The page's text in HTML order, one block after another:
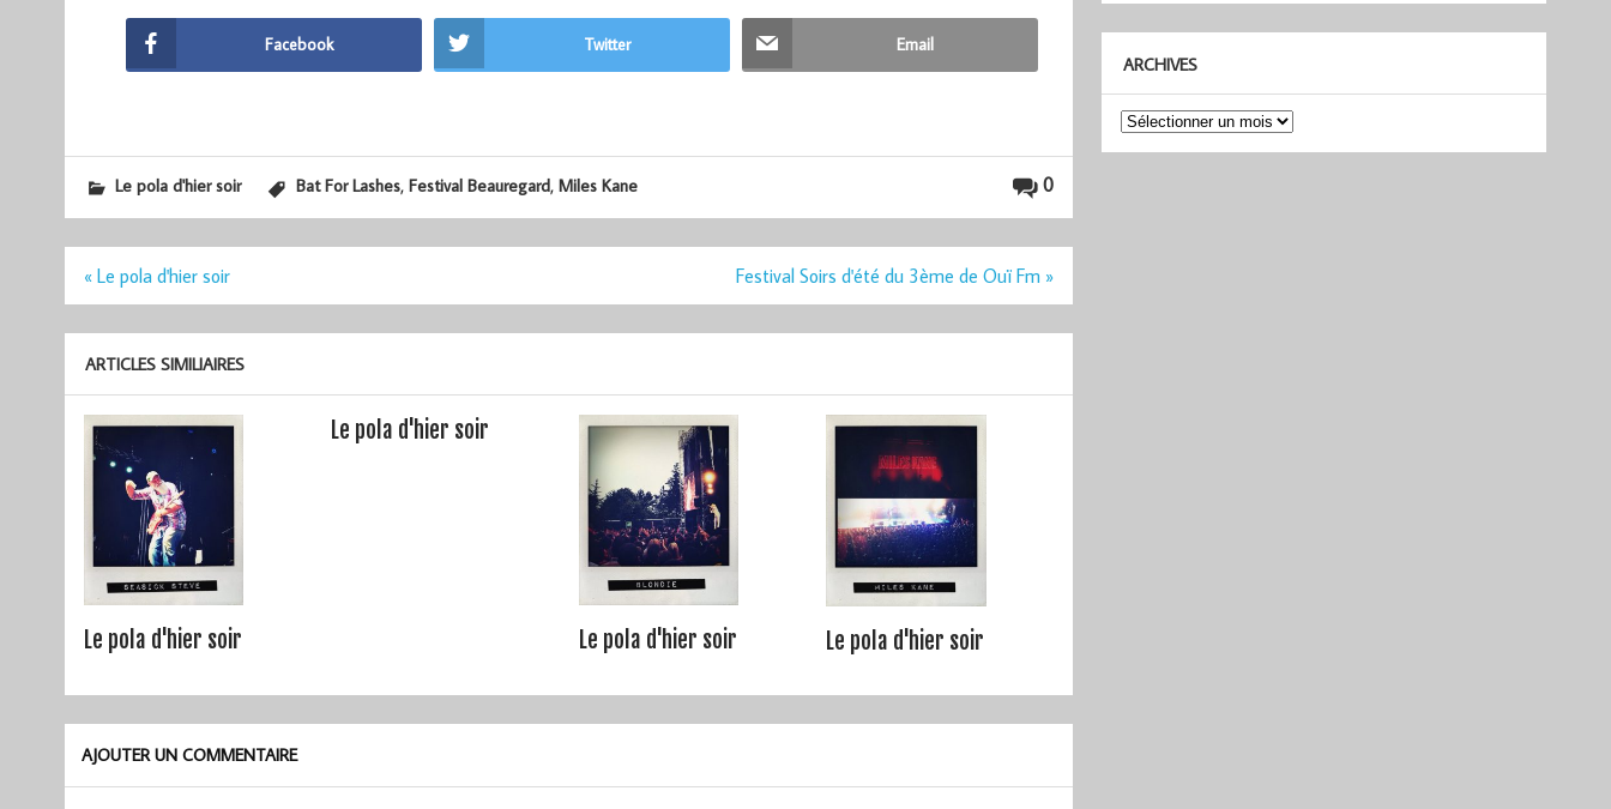
Facebook Twitter Email
0
Le pola d'hier soir Bat For Lashes, Festival Beauregard, Miles Kane
Navigation
l’article
« Le pola d'hier soir Festival Soirs d'été du 3ème de Ouï Fm »
ARTICLES SIMILIAIRES
Le pola d'hier soir
Le pola d'hier soir
Le pola d'hier soir Le pola d'hier soir
AJOUTER UN COMMENTAIRE
ARCHIVES
Archives